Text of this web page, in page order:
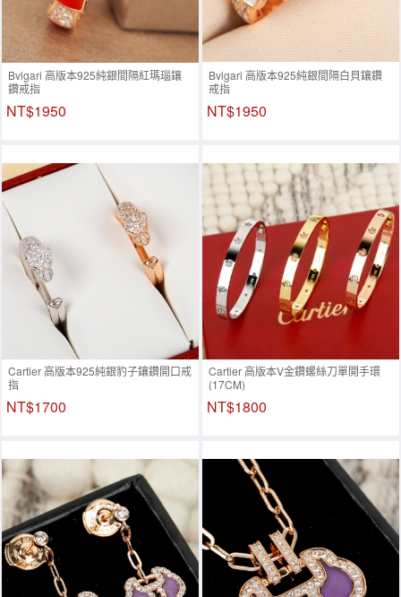
Bvlgari 高版本925純銀間隔紅瑪瑙鑲
鑽戒指
NT$1950
Bvlgari 高版本925純銀間隔白貝鑲鑽
戒指
NT$1950
Cartier 高版本925純銀豹子鑲鑽開口戒
指
NT$1700
Cartier 高版本V金鑽螺絲刀單開手環
(17CM)
NT$1800